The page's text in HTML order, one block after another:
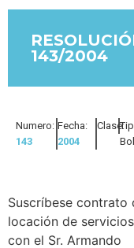
143/2004
Numero:
143
Fecha:
2004
Clase:
Suscríbese contrato
locación de servicios
con el Sr. Armando